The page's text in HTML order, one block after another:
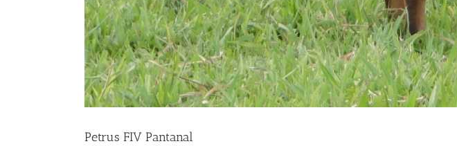
Petrus FIV Pantanal